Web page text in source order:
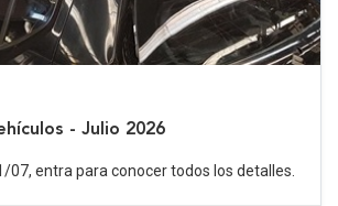
- Julio 2026
07, entra para conocer todos los detalles.